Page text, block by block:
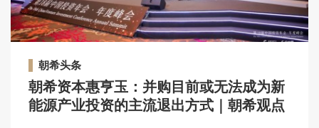
朝希头条
朝希资本惠亨玉：并购目前或无法成为新
能源产业投资的主流退出方式｜朝希观点